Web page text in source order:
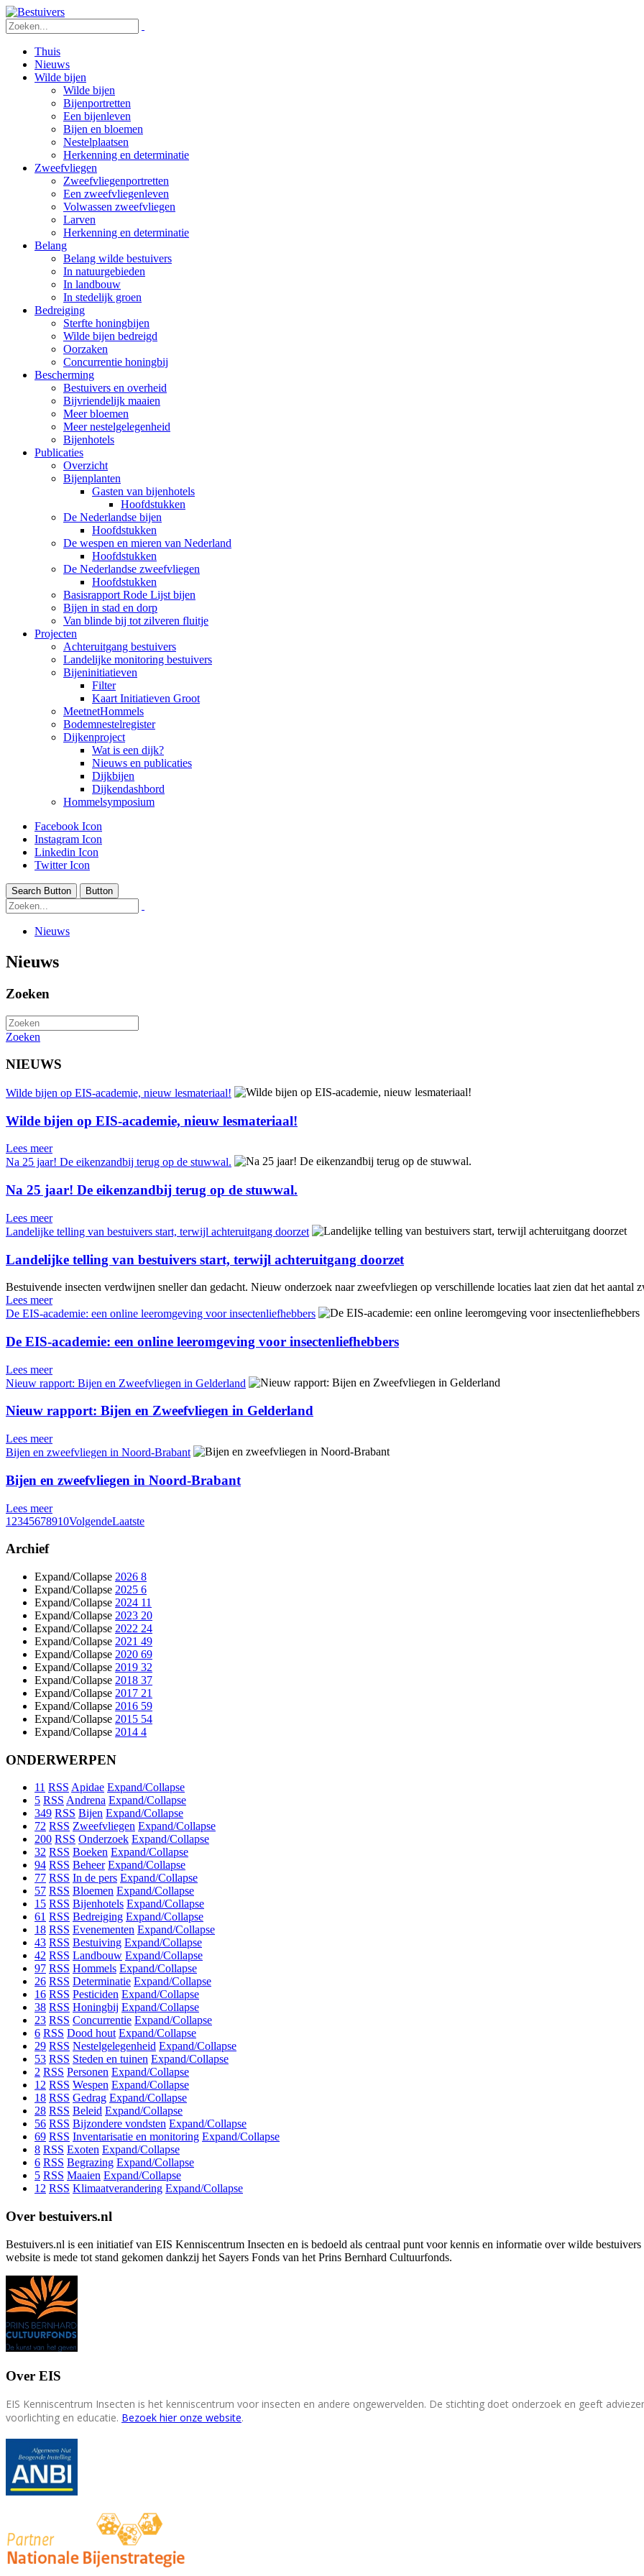
Thuis
Nieuws
Wilde bijen
Wilde bijen
Bijenportretten
Een bijenleven
Bijen en bloemen
Nestelplaatsen
Herkenning en determinatie
Zweefvliegen
Zweefvliegenportretten
Een zweefvliegenleven
Volwassen zweefvliegen
Larven
Herkenning en determinatie
Belang
Belang wilde bestuivers
In natuurgebieden
In landbouw
In stedelijk groen
Bedreiging
Sterfte honingbijen
Wilde bijen bedreigd
Oorzaken
Concurrentie honingbij
Bescherming
Bestuivers en overheid
Bijvriendelijk maaien
Meer bloemen
Meer nestelgelegenheid
Bijenhotels
Publicaties
Overzicht
Bijenplanten
Gasten van bijenhotels
Hoofdstukken
De Nederlandse bijen
Hoofdstukken
De wespen en mieren van Nederland
Hoofdstukken
De Nederlandse zweefvliegen
Hoofdstukken
Basisrapport Rode Lijst bijen
Bijen in stad en dorp
Van blinde bij tot zilveren fluitje
Projecten
Achteruitgang bestuivers
Landelijke monitoring bestuivers
Bijeninitiatieven
Filter
Kaart Initiatieven Groot
MeetnetHommels
Bodemnestelregister
Dijkenproject
Wat is een dijk?
Nieuws en publicaties
Dijkbijen
Dijkendashbord
Hommelsymposium
Facebook Icon
Instagram Icon
Linkedin Icon
Twitter Icon
Search Button Button
Nieuws
Nieuws
Zoeken
Zoeken
NIEUWS
Wilde bijen op EIS-academie, nieuw lesmateriaal!
Wilde bijen op EIS-academie, nieuw lesmateriaal!
Lees meer
Na 25 jaar! De eikenzandbij terug op de stuwwal.
Na 25 jaar! De eikenzandbij terug op de stuwwal.
Lees meer
Landelijke telling van bestuivers start, terwijl achteruitgang doorzet
Landelijke telling van bestuivers start, terwijl achteruitgang doorzet
Bestuivende insecten verdwijnen sneller dan gedacht. Nieuw onderzoek naar zweefvliegen op verschillende locaties laat zien dat het aantal
Lees meer
De EIS-academie: een online leeromgeving voor insectenliefhebbers
De EIS-academie: een online leeromgeving voor insectenliefhebbers
Lees meer
Nieuw rapport: Bijen en Zweefvliegen in Gelderland
Nieuw rapport: Bijen en Zweefvliegen in Gelderland
Lees meer
Bijen en zweefvliegen in Noord-Brabant
Bijen en zweefvliegen in Noord-Brabant
Lees meer
1 2345678910VolgendeLaatste
Archief
Expand/Collapse 2026 8
Expand/Collapse 2025 6
Expand/Collapse 2024 11
Expand/Collapse 2023 20
Expand/Collapse 2022 24
Expand/Collapse 2021 49
Expand/Collapse 2020 69
Expand/Collapse 2019 32
Expand/Collapse 2018 37
Expand/Collapse 2017 21
Expand/Collapse 2016 59
Expand/Collapse 2015 54
Expand/Collapse 2014 4
ONDERWERPEN
11 RSS Apidae Expand/Collapse
5 RSS Andrena Expand/Collapse
349 RSS Bijen Expand/Collapse
72 RSS Zweefvliegen Expand/Collapse
200 RSS Onderzoek Expand/Collapse
32 RSS Boeken Expand/Collapse
94 RSS Beheer Expand/Collapse
77 RSS In de pers Expand/Collapse
57 RSS Bloemen Expand/Collapse
15 RSS Bijenhotels Expand/Collapse
61 RSS Bedreiging Expand/Collapse
18 RSS Evenementen Expand/Collapse
43 RSS Bestuiving Expand/Collapse
42 RSS Landbouw Expand/Collapse
97 RSS Hommels Expand/Collapse
26 RSS Determinatie Expand/Collapse
16 RSS Pesticiden Expand/Collapse
38 RSS Honingbij Expand/Collapse
23 RSS Concurrentie Expand/Collapse
6 RSS Dood hout Expand/Collapse
29 RSS Nestelgelegenheid Expand/Collapse
53 RSS Steden en tuinen Expand/Collapse
2 RSS Personen Expand/Collapse
12 RSS Wespen Expand/Collapse
18 RSS Gedrag Expand/Collapse
28 RSS Beleid Expand/Collapse
56 RSS Bijzondere vondsten Expand/Collapse
69 RSS Inventarisatie en monitoring Expand/Collapse
8 RSS Exoten Expand/Collapse
6 RSS Begrazing Expand/Collapse
5 RSS Maaien Expand/Collapse
12 RSS Klimaatverandering Expand/Collapse
Over bestuivers.nl
Bestuivers.nl is een initiatief van EIS Kenniscentrum Insecten en is bedoeld als centraal punt voor kennis en informatie over wilde
website is mede tot stand gekomen dankzij het Sayers Fonds van het Prins Bernhard Cultuurfonds.
Over EIS
EIS Kenniscentrum Insecten is het kenniscentrum voor insecten en andere ongewervelden. De stichting doet onderzoek en geeft
voorlichting en educatie. Bezoek hier onze website.